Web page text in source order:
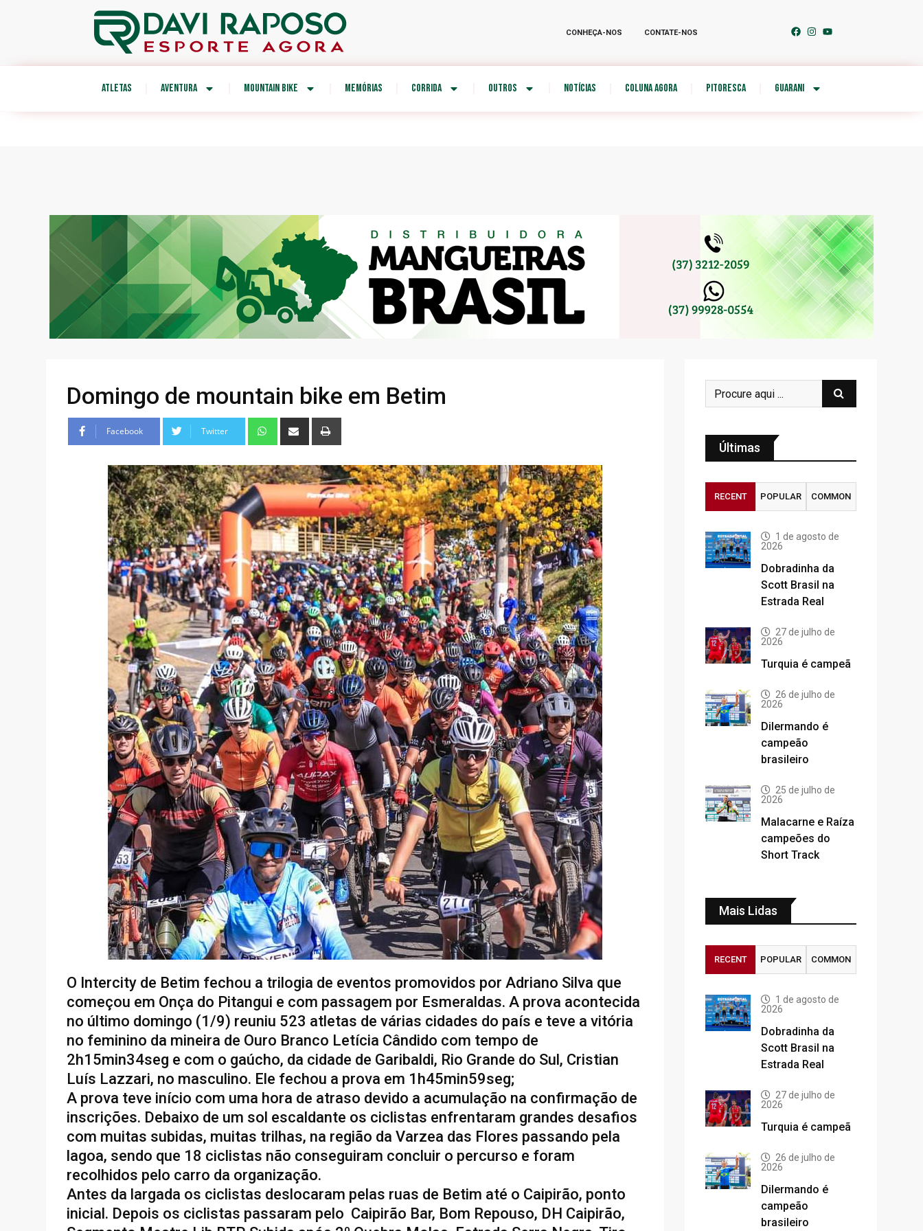
CONHEÇA-NOS CONTATE-NOS
ATLETAS AVENTURA MOUNTAIN BIKE MEMÓRIAS CORRIDA OUTROS NOTÍCIAS COLUNA AGORA PITORESCA GUARANI
Domingo de mountain bike em Betim
Facebook Twitter
O Intercity de Betim fechou a trilogia de eventos promovidos por Adriano Silva que
começou em Onça do Pitangui e com passagem por Esmeraldas. A prova acontecida
no último domingo (1/9) reuniu 523 atletas de várias cidades do país e teve a vitória
no feminino da mineira de Ouro Branco Letícia Cândido com tempo de
2h15min34seg e com o gaúcho, da cidade de Garibaldi, Rio Grande do Sul, Cristian
Luís Lazzari, no masculino. Ele fechou a prova em 1h45min59seg;
A prova teve início com uma hora de atraso devido a acumulação na confirmação de
inscrições. Debaixo de um sol escaldante os ciclistas enfrentaram grandes desafios
com muitas subidas, muitas trilhas, na região da Varzea das Flores passando pela
lagoa, sendo que 18 ciclistas não conseguiram concluir o percurso e foram
recolhidos pelo carro da organização.
Antes da largada os ciclistas deslocaram pelas ruas de Betim até o Caipirão, ponto
inicial. Depois os ciclistas passaram pelo Caipirão Bar, Bom Repouso, DH Caipirão,
Últimas
RECENT POPULAR COMMON
1 de agosto de
2026
Dobradinha da
Scott Brasil na
Estrada Real
27 de julho de
2026
Turquia é campeã
26 de julho de
2026
Dilermando é
campeão
brasileiro
25 de julho de
2026
Malacarne e Raíza
campeões do
Short Track
Mais Lidas
RECENT POPULAR COMMON
1 de agosto de
2026
Dobradinha da
Scott Brasil na
Estrada Real
27 de julho de
2026
Turquia é campeã
26 de julho de
2026
Dilermando é
campeão
brasileiro